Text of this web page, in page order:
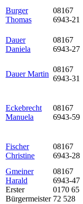
Burger
Thomas
08167
6943-21
Dauer
Daniela
08167
6943-27
Dauer Martin
08167
6943-31
Eckebrecht
Manuela
08167
6943-59
Fischer
Christine
08167
6943-28
Gmeiner
Harald
Erster
Bürgermeister
08167
6943-47
0170 65
72 528